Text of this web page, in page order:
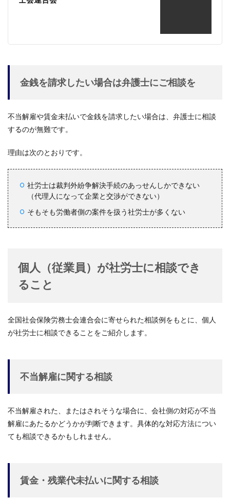
金銭を請求したい場合は弁護士にご相談を
不当解雇や賃金未払いで金銭を請求したい場合は、弁護士に相談
するのが無難です。
理由は次のとおりです。
社労士は裁判外紛争解決手続のあっせんしかできない
（代理人になって企業と交渉ができない）
そもそも労働者側の案件を扱う社労士が多くない
個人（従業員）が社労士に相談でき
ること
全国社会保険労務士会連合会に寄せられた相談例をもとに、個人
が社労士に相談できることをご紹介します。
不当解雇に関する相談
不当解雇された、またはされそうな場合に、会社側の対応が不当
解雇にあたるかどうかが判断できます。具体的な対応方法につい
ても相談できるかもしれません。
賃金・残業代未払いに関する相談